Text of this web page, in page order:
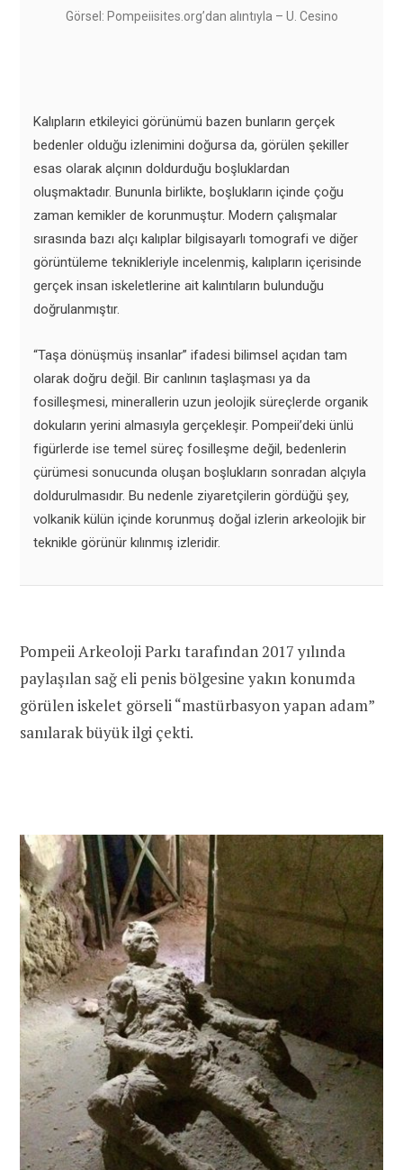
Görsel: Pompeiisites.org’dan alıntıyla – U. Cesino
Kalıpların etkileyici görünümü bazen bunların gerçek
bedenler olduğu izlenimini doğursa da, görülen şekiller
esas olarak alçının doldurduğu boşluklardan
oluşmaktadır. Bununla birlikte, boşlukların içinde çoğu
zaman kemikler de korunmuştur. Modern çalışmalar
sırasında bazı alçı kalıplar bilgisayarlı tomografi ve diğer
görüntüleme teknikleriyle incelenmiş, kalıpların içerisinde
gerçek insan iskeletlerine ait kalıntıların bulunduğu
doğrulanmıştır.
“Taşa dönüşmüş insanlar” ifadesi bilimsel açıdan tam
olarak doğru değil. Bir canlının taşlaşması ya da
fosilleşmesi, minerallerin uzun jeolojik süreçlerde organik
dokuların yerini almasıyla gerçekleşir. Pompeii’deki ünlü
figürlerde ise temel süreç fosilleşme değil, bedenlerin
çürümesi sonucunda oluşan boşlukların sonradan alçıyla
doldurulmasıdır. Bu nedenle ziyaretçilerin gördüğü şey,
volkanik külün içinde korunmuş doğal izlerin arkeolojik bir
teknikle görünür kılınmış izleridir.
Pompeii Arkeoloji Parkı tarafından 2017 yılında
paylaşılan sağ eli penis bölgesine yakın konumda
görülen iskelet görseli “mastürbasyon yapan adam”
sanılarak büyük ilgi çekti.